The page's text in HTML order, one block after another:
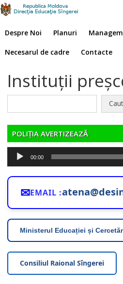
Despre Noi Planuri
Necesarul de cadre Contacte
Instituţii
POLIȚIA AVERTIZEAZĂ
Player
audio
00:00
✉EMAIL :
Ministerul Educației și
Consiliul Raional Sîngerei